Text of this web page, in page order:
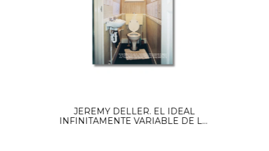
JEREMY DELLER. EL IDEAL
INFINITAMENTE VARIABLE DE LO